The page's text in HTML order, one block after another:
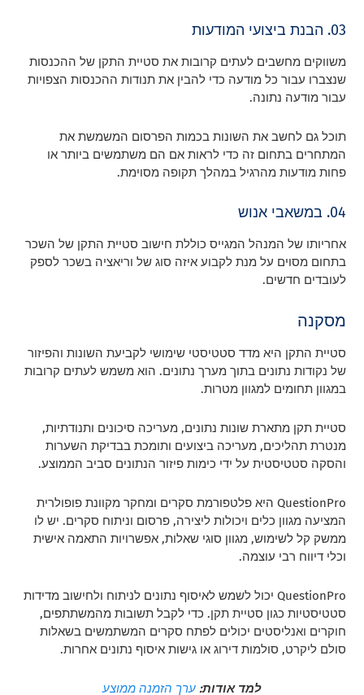
03. הבנת ביצועי המודעות
משווקים מחשבים לעתים קרובות את סטיית התקן של ההכנסות
שנצברו עבור כל מודעה כדי להבין את תנודות ההכנסות הצפויות
עבור מודעה נתונה.
תוכל גם לחשב את השונות בכמות הפרסום המשמשת את
המתחרים בתחום זה כדי לראות אם הם משתמשים ביותר או
פחות מודעות מהרגיל במהלך תקופה מסוימת.
04. במשאבי אנוש
אחריותו של המנהל המגייס כוללת חישוב סטיית התקן של השכר
בתחום מסוים על מנת לקבוע איזה סוג של וריאציה בשכר לספק
לעובדים חדשים.
מסקנה
סטיית התקן היא מדד סטטיסטי שימושי לקביעת השונות והפיזור
של נקודות נתונים בתוך מערך נתונים. הוא משמש לעתים קרובות
במגוון תחומים למגוון מטרות.
סטיית תקן מתארת שונות נתונים, מעריכה סיכונים ותנודתיות,
מנטרת תהליכים, מעריכה ביצועים ותומכת בבדיקת השערות
והסקה סטטיסטית על ידי כימות פיזור הנתונים סביב הממוצע.
QuestionPro היא פלטפורמת סקרים ומחקר מקוונת פופולרית
המציעה מגוון כלים ויכולות ליצירה, פרסום וניתוח סקרים. יש לו
ממשק קל לשימוש, מגוון סוגי שאלות, אפשרויות התאמה אישית
וכלי דיווח רבי עוצמה.
QuestionPro יכול לשמש לאיסוף נתונים לניתוח ולחישוב מדידות
סטטיסטיות כגון סטיית תקן. כדי לקבל תשובות מהמשתתפים,
חוקרים ואנליסטים יכולים לפתח סקרים המשתמשים בשאלות
סולם ליקרט, סולמות דירוג או גישות איסוף נתונים אחרות.
למד אודות: ערך הזמנה ממוצע